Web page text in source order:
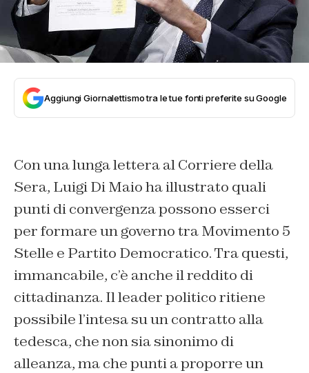
Aggiungi Giornalettismo tra le tue fonti preferite su Google
Con una lunga lettera al Corriere della
Sera, Luigi Di Maio ha illustrato quali
punti di convergenza possono esserci
per formare un governo tra Movimento 5
Stelle e Partito Democratico. Tra questi,
immancabile, c’è anche il reddito di
cittadinanza. Il leader politico ritiene
possibile l’intesa su un contratto alla
tedesca, che non sia sinonimo di
alleanza, ma che punti a proporre un